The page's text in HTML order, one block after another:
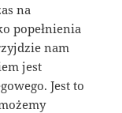
na
popełnienia
nam
jest
Jest to